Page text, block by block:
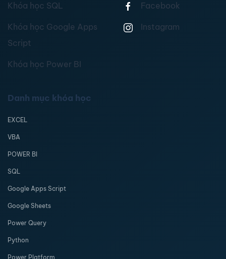
Khóa học SQL
Khóa học Google Apps
Script
Khóa học Power BI
Facebook
Instagram
Danh mục khóa học
EXCEL
VBA
POWER BI
SQL
Google Apps Script
Google Sheets
Power Query
Python
Power Platform